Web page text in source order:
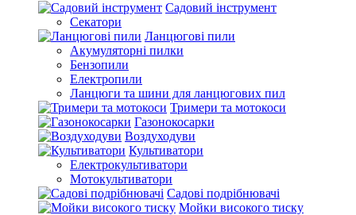
Садовий інструмент
Секатори
Ланцюгові пили
Акумуляторні пилки
Бензопили
Електропили
Ланцюги та шини для ланцюгових пил
Тримери та мотокоси
Газонокосарки
Воздуходуви
Культиватори
Електрокультиватори
Мотокультиватори
Садові подрібнювачі
Мойки високого тиску